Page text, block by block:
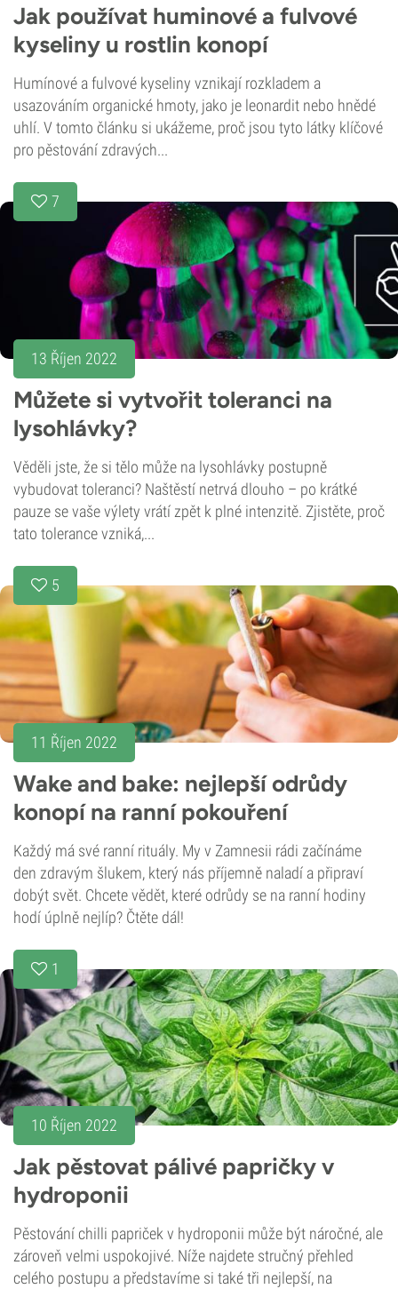
Jak používat huminové a fulvové
kyseliny u rostlin konopí
Humínové a fulvové kyseliny vznikají rozkladem a
usazováním organické hmoty, jako je leonardit nebo hnědé
uhlí. V tomto článku si ukážeme, proč jsou tyto látky klíčové
pro pěstování zdravých...
7
13 Říjen 2022
Můžete si vytvořit toleranci na
lysohlávky?
Věděli jste, že si tělo může na lysohlávky postupně
vybudovat toleranci? Naštěstí netrvá dlouho – po krátké
pauze se vaše výlety vrátí zpět k plné intenzitě. Zjistěte, proč
tato tolerance vzniká,...
5
11 Říjen 2022
Wake and bake: nejlepší odrůdy
konopí na ranní pokouření
Každý má své ranní rituály. My v Zamnesii rádi začínáme
den zdravým šlukem, který nás příjemně naladí a připraví
dobýt svět. Chcete vědět, které odrůdy se na ranní hodiny
hodí úplně nejlíp? Čtěte dál!
1
10 Říjen 2022
Jak pěstovat pálivé papričky v
hydroponii
Pěstování chilli papriček v hydroponii může být náročné, ale
zároveň velmi uspokojivé. Níže najdete stručný přehled
celého postupu a představíme si také tři nejlepší, na